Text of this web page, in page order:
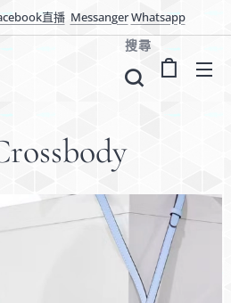
直播 MessangerWhatsapp
搜尋